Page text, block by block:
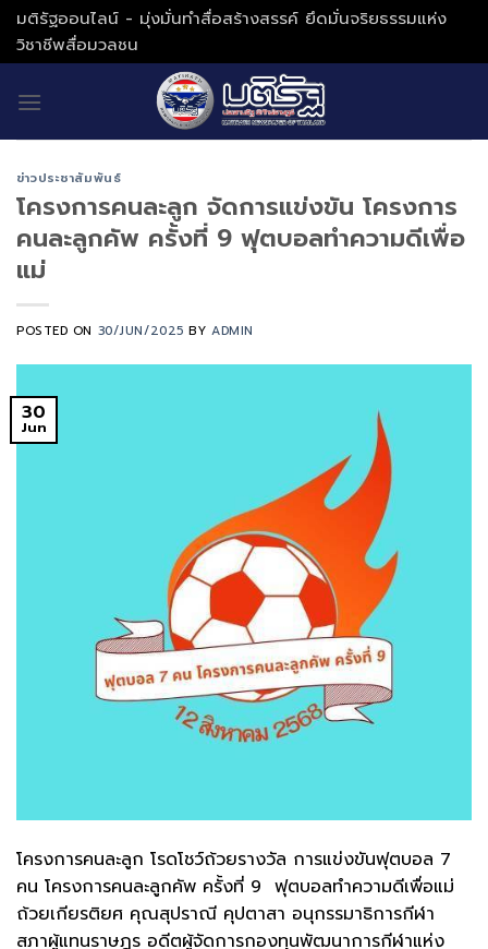
Skip
to
content
มติรัฐออนไลน์ - มุ่งมั่นทำสื่อสร้างสรรค์ ยึดมั่นจริยธรรมแห่ง
วิชาชีพสื่อมวลชน
ข่าวประชาสัมพันธ์
โครงการคนละลูก จัดการแข่งขัน โครงการ
คนละลูกคัพ ครั้งที่ 9 ฟุตบอลทำความดีเพื่อ
แม่
POSTED ON 30/JUN/2025 BYADMIN
30
Jun
โครงการคนละลูก โรดโชว์ถ้วยรางวัล การแข่งขันฟุตบอล 7
คน โครงการคนละลูกคัพ ครั้งที่ 9 ฟุตบอลทำความดีเพื่อแม่
ถ้วยเกียรติยศ คุณสุปราณี คุปตาสา อนุกรรมาธิการกีฬา
สภาผู้แทนราษฎร อดีตผู้จัดการกองทุนพัฒนาการกีฬาแห่ง